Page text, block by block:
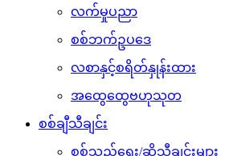
စစ်ချီသီချင်း
စစ်သည်ရေး/ဆိုသီချင်းများ
ရဲစိတ်ရဲမာန်သီချင်းများ
ဖျော်ဖြေရေး
ဂုဏ်ပြုဇာတ်လမ်းများ
မှတ်တမ်းဗီဒီယိုများ